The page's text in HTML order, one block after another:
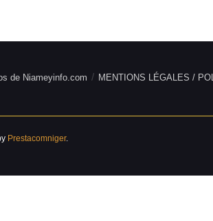
de Niameyinfo.com MENTIONS LÉGALES /
Prestacomniger.